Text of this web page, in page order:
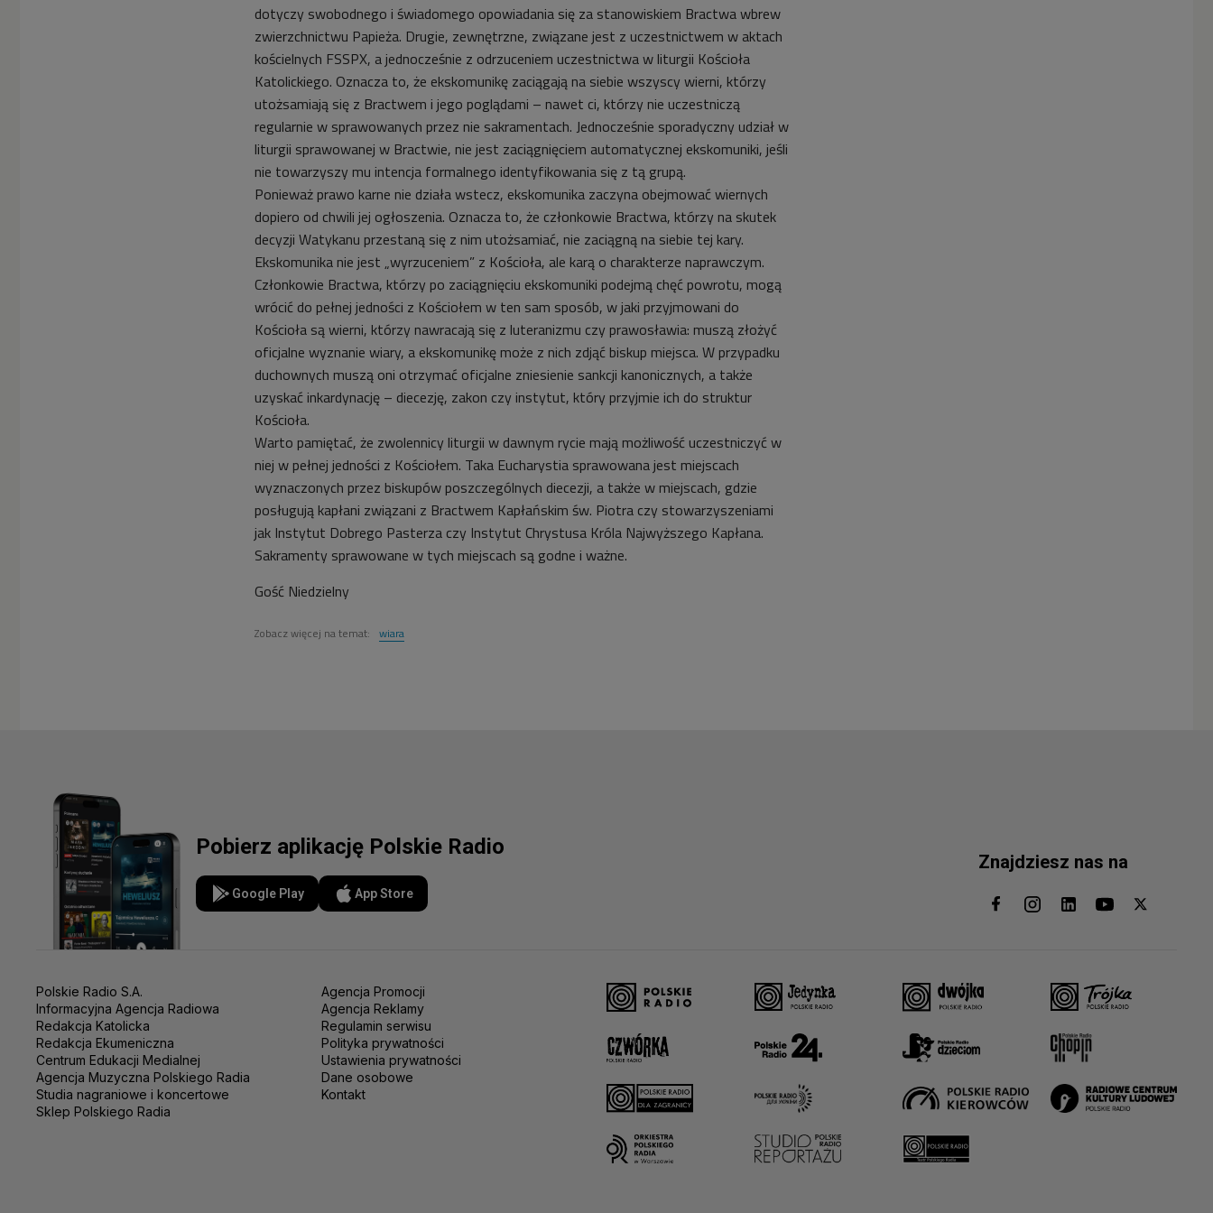
dotyczy swobodnego i świadomego opowiadania się za stanowiskiem Bractwa wbrew
zwierzchnictwu Papieża. Drugie, zewnętrzne, związane jest z uczestnictwem w aktach
kościelnych FSSPX, a jednocześnie z odrzuceniem uczestnictwa w liturgii Kościoła
Katolickiego. Oznacza to, że ekskomunikę zaciągają na siebie wszyscy wierni, którzy
utożsamiają się z Bractwem i jego poglądami – nawet ci, którzy nie uczestniczą
regularnie w sprawowanych przez nie sakramentach. Jednocześnie sporadyczny udział w
liturgii sprawowanej w Bractwie, nie jest zaciągnięciem automatycznej ekskomuniki, jeśli
nie towarzyszy mu intencja formalnego identyfikowania się z tą grupą.
Ponieważ prawo karne nie działa wstecz, ekskomunika zaczyna obejmować wiernych
dopiero od chwili jej ogłoszenia. Oznacza to, że członkowie Bractwa, którzy na skutek
decyzji Watykanu przestaną się z nim utożsamiać, nie zaciągną na siebie tej kary.
Ekskomunika nie jest „wyrzuceniem” z Kościoła, ale karą o charakterze naprawczym.
Członkowie Bractwa, którzy po zaciągnięciu ekskomuniki podejmą chęć powrotu, mogą
wrócić do pełnej jedności z Kościołem w ten sam sposób, w jaki przyjmowani do
Kościoła są wierni, którzy nawracają się z luteranizmu czy prawosławia: muszą złożyć
oficjalne wyznanie wiary, a ekskomunikę może z nich zdjąć biskup miejsca. W przypadku
duchownych muszą oni otrzymać oficjalne zniesienie sankcji kanonicznych, a także
uzyskać inkardynację – diecezję, zakon czy instytut, który przyjmie ich do struktur
Kościoła.
Warto pamiętać, że zwolennicy liturgii w dawnym rycie mają możliwość uczestniczyć w
niej w pełnej jedności z Kościołem. Taka Eucharystia sprawowana jest miejscach
wyznaczonych przez biskupów poszczególnych diecezji, a także w miejscach, gdzie
posługują kapłani związani z Bractwem Kapłańskim św. Piotra czy stowarzyszeniami
jak Instytut Dobrego Pasterza czy Instytut Chrystusa Króla Najwyższego Kapłana.
Sakramenty sprawowane w tych miejscach są godne i ważne.
Gość Niedzielny
Zobacz więcej na temat: wiara
Pobierz aplikację Polskie Radio
Google Play App Store
Znajdziesz nas na
Polskie Radio S.A.
Informacyjna Agencja Radiowa
Redakcja Katolicka
Redakcja Ekumeniczna
Centrum Edukacji Medialnej
Agencja Muzyczna Polskiego Radia
Studia nagraniowe i koncertowe
Sklep Polskiego Radia
Agencja Promocji
Agencja Reklamy
Regulamin serwisu
Polityka prywatności
Ustawienia prywatności
Dane osobowe
Kontakt